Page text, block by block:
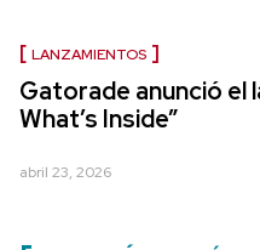
LANZAMIENTOS
Gatorade anunció el
What’s Inside”
abril 23, 2026